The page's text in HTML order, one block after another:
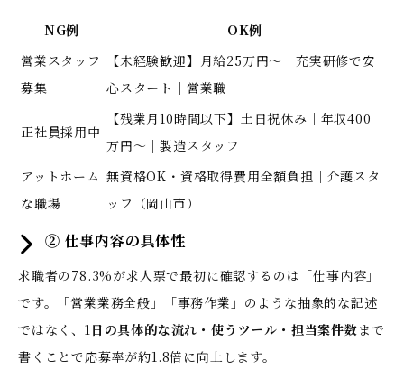
NG例
OK例
営業スタッフ
募集
【未経験歓迎】月給25万円〜｜充実研修で安
心スタート｜営業職
正社員採用中
【残業月10時間以下】土日祝休み｜年収400
万円〜｜製造スタッフ
アットホーム
な職場
無資格OK・資格取得費用全額負担｜介護スタ
ッフ（岡山市）
② 仕事内容の具体性
求職者の78.3%が求人票で最初に確認するのは「仕事内容」
です。「営業業務全般」「事務作業」のような抽象的な記述
ではなく、 1日の具体的な流れ・使うツール・担当案件数まで
書くことで応募率が約1.8倍に向上します。